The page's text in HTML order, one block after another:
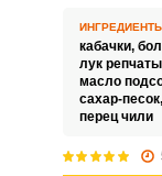
кабачки,
лук
масло
сахар-песок,
перец чили
с